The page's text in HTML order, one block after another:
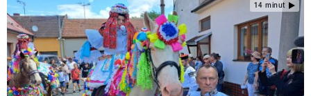
14 minut